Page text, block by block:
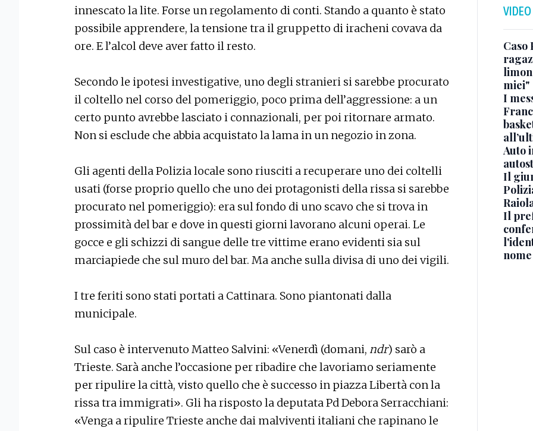
innescato la lite. Forse un regolamento di conti. Stando a quanto è stato
possibile apprendere, la tensione tra il gruppetto di iracheni covava da
ore. E l’alcol deve aver fatto il resto.
Secondo le ipotesi investigative, uno degli stranieri si sarebbe procurato
il coltello nel corso del pomeriggio, poco prima dell’aggressione: a un
certo punto avrebbe lasciato i connazionali, per poi ritornare armato.
Non si esclude che abbia acquistato la lama in un negozio in zona.
Gli agenti della Polizia locale sono riusciti a recuperare uno dei coltelli
usati (forse proprio quello che uno dei protagonisti della rissa si sarebbe
procurato nel pomeriggio): era sul fondo di uno scavo che si trova in
prossimità del bar e dove in questi giorni lavorano alcuni operai. Le
gocce e gli schizzi di sangue delle tre vittime erano evidenti sia sul
marciapiede che sul muro del bar. Ma anche sulla divisa di uno dei vigili.
I tre feriti sono stati portati a Cattinara. Sono piantonati dalla
municipale.
Sul caso è intervenuto Matteo Salvini: «Venerdì (domani, ndr) sarò a
Trieste. Sarà anche l’occasione per ribadire che lavoriamo seriamente
per ripulire la città, visto quello che è successo in piazza Libertà con la
rissa tra immigrati». Gli ha risposto la deputata Pd Debora Serracchiani:
«Venga a ripulire Trieste anche dai malviventi italiani che rapinano le
VIDEO
Caso
miei"
I
Auto
Il
Il
nome